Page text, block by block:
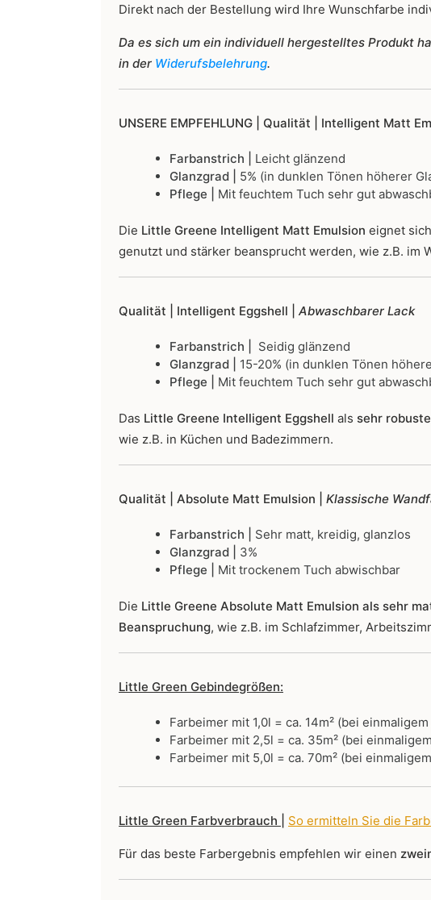
Direkt nach der Bestellung wird Ihre Wunschfarbe
Da es sich um ein individuell hergestelltes Produkt
in der Widerufsbelehrung.
UNSERE EMPFEHLUNG | Qualität | Intelligent Matt
Farbanstrich | Leicht glänzend
Glanzgrad | 5% (in dunklen Tönen höherer
Pflege |
Mit feuchtem Tuch sehr gut
Die Little Greene Intelligent Matt Emulsion eignet
genutzt und stärker beansprucht werden, wie z.B. im
Qualität | Intelligent Eggshell | Abwaschbarer Lack
Farbanstrich | Seidig glänzend
Glanzgrad |
15-20% (in dunklen Tönen
Pflege |
Mit feuchtem Tuch sehr gut
Das Little Greene Intelligent Eggshell als sehr
wie z.B. in Küchen und Badezimmern.
Qualität | Absolute Matt Emulsion | Klassische
Farbanstrich | Sehr matt, kreidig, glanzlos
Glanzgrad | 3%
Pflege | Mit trockenem Tuch abwischbar
Die Little Greene Absolute Matt Emulsion als sehr
Beanspruchung, wie z.B. im Schlafzimmer,
Little Green Gebindegrößen:
Farbeimer mit 1,0l = ca. 14m² (bei
Farbeimer mit 2,5l = ca. 35m² (bei
Farbeimer mit 5,0l = ca. 70m² (bei
Little Green Farbverbrauch | So ermitteln Sie die
Für das beste Farbergebnis empfehlen wir einen